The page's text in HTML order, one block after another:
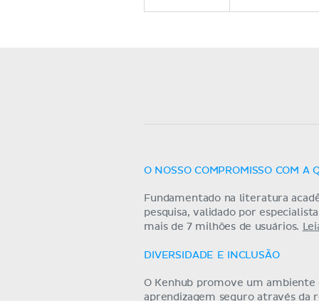
O NOSSO COMPROMISSO COM A
Fundamentado na literatura
pesquisa, validado por
mais de 7 milhões de usuários.
DIVERSIDADE E INCLUSÃO
O Kenhub promove um ambiente
aprendizagem seguro através da